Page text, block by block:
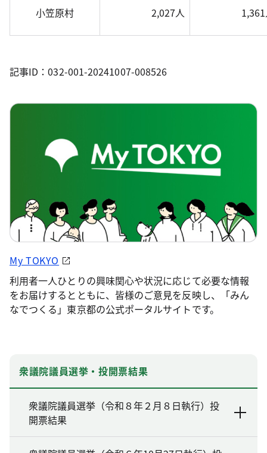
小笠原村 2,027人
記事ID：032-001-20241007-008526
My TOKYO
利用者一人ひとりの興味関心や状況に応じて必要な情報
をお届けするとともに、皆様のご意見を反映し、「みん
なでつくる」東京都の公式ポータルサイトです。
衆議院議員選挙・投開票結果
衆議院議員選挙（令和８年２月８日執行）投
開票結果